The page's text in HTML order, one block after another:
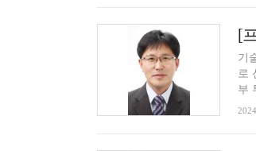
기
로
부